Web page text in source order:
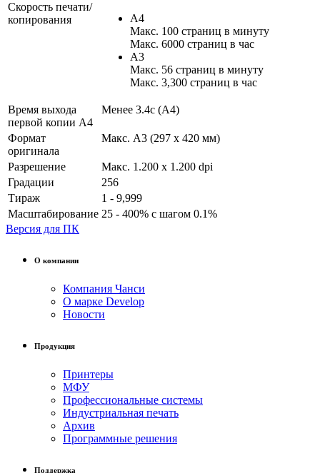
Скорость печати/
копирования
A4
Макс. 100 страниц в минуту
Макс. 6000 страниц в час
A3
Макс. 56 страниц в минуту
Макс. 3,300 страниц в час
Время выхода
первой копии А4
Менее 3.4с (A4)
Формат
оригинала
Макс. A3 (297 x 420 мм)
Разрешение
Макс. 1.200 x 1.200 dpi
Градации
256
Тираж
1 - 9,999
Масштабирование 25 - 400% с шагом 0.1%
Версия для ПК
О компании
Компания Чанси
О марке Develop
Новости
Продукция
Принтеры
МФУ
Профессиональные системы
Индустриальная печать
Архив
Программные решения
Поддержка